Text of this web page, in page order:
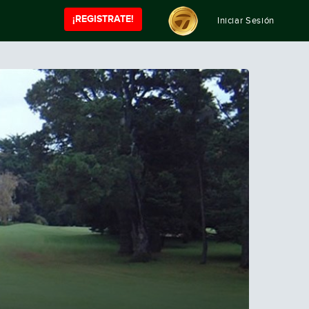
Iniciar Sesión
¡REGISTRATE!